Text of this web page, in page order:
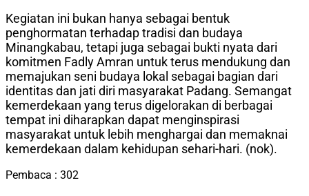
Kegiatan ini bukan hanya sebagai bentuk
penghormatan terhadap tradisi dan budaya
Minangkabau, tetapi juga sebagai bukti nyata dari
komitmen Fadly Amran untuk terus mendukung dan
memajukan seni budaya lokal sebagai bagian dari
identitas dan jati diri masyarakat Padang. Semangat
kemerdekaan yang terus digelorakan di berbagai
tempat ini diharapkan dapat menginspirasi
masyarakat untuk lebih menghargai dan memaknai
kemerdekaan dalam kehidupan sehari-hari. (nok).
Pembaca : 302